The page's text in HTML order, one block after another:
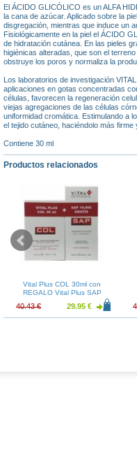
El ÁCIDO GLICÓLICO es un ALFA
la cana de azúcar. Aplicado sobre la
disgregación, mientras que induce un
Fisiológicamente en la piel el ÁCIDO
de hidratación cutánea. En las pieles
higiénicas alteradas, que son el
obstruye los poros y normaliza la
Los laboratorios de investigación
aplicaciones en gotas concentradas
células, favorecen la regeneración
viejas agregaciones de las células
uniformidad cromática. Estimulando a
el tejido cutáneo, haciéndolo más firme
Contiene 30 ml
Productos relacionados
Vital Plus COL 30ml con
REGALO Vital Plus SAP
40.43 € 29.95 €